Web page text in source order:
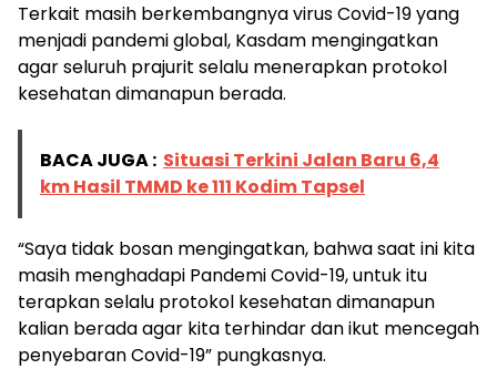
Terkait masih berkembangnya virus Covid-19 yang
menjadi pandemi global, Kasdam mengingatkan
agar seluruh prajurit selalu menerapkan protokol
kesehatan dimanapun berada.
BACA JUGA : Situasi Terkini Jalan Baru 6,4
km Hasil TMMD ke 111 Kodim Tapsel
“Saya tidak bosan mengingatkan, bahwa saat ini kita
masih menghadapi Pandemi Covid-19, untuk itu
terapkan selalu protokol kesehatan dimanapun
kalian berada agar kita terhindar dan ikut mencegah
penyebaran Covid-19” pungkasnya.